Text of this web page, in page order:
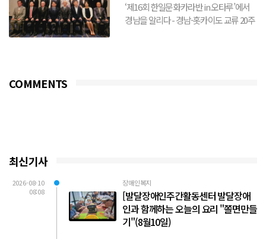
‘제16회 한일문화카라반 in 오타루’에서
경남을 알리다 - 경남-홋카이도 교류 20주
COMMENTS
최신기사
2026-08-10
08:08
장애인복지
[발달장애인주간활동센터 발달장애
인과 함께하는 오늘의 요리 "쫄면만들
기"(8월10일)